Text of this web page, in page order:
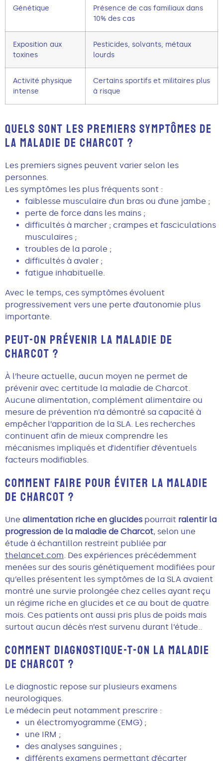
Génétique
Présence de cas familiaux dans
10% des cas
Exposition aux
toxines
Pesticides, solvants, métaux
lourds
Activité physique
intense
Certains sportifs et militaires plus
à risque
QUELS SONT LES PREMIERS SYMPTÔMES DE
LA MALADIE DE CHARCOT ?
Les premiers signes peuvent varier selon les
personnes.
Les symptômes les plus fréquents sont :
faiblesse musculaire d’un bras ou d’une jambe ;
perte de force dans les mains ;
difficultés à marcher ; crampes et fasciculations
musculaires ;
troubles de la parole ;
difficultés à avaler ;
fatigue inhabituelle.
Avec le temps, ces symptômes évoluent
progressivement vers une perte d’autonomie plus
importante.
PEUT-ON PRÉVENIR LA MALADIE DE
CHARCOT ?
À l’heure actuelle, aucun moyen ne permet de
prévenir avec certitude la maladie de Charcot.
Aucune alimentation, complément alimentaire ou
mesure de prévention n’a démontré sa capacité à
empêcher l’apparition de la SLA. Les recherches
continuent afin de mieux comprendre les
mécanismes impliqués et d’identifier d’éventuels
facteurs modifiables.
COMMENT FAIRE POUR ÉVITER LA MALADIE
DE CHARCOT ?
Une alimentation riche en glucides pourrait ralentir la
progression de la maladie de Charcot, selon une
étude à échantillon restreint publiée par
thelancet.com. Des expériences précédemment
menées sur des souris génétiquement modifiées pour
qu’elles présentent les symptômes de la SLA avaient
montré une survie prolongée chez celles ayant reçu
un régime riche en glucides et ce au bout de quatre
mois. Ces patients ont aussi pris plus de poids mais
surtout aucun décès n’est survenu durant l’étude..
COMMENT DIAGNOSTIQUE-T-ON LA MALADIE
DE CHARCOT ?
Le diagnostic repose sur plusieurs examens
neurologiques.
Le médecin peut notamment prescrire :
un électromyogramme (EMG) ;
une IRM ;
des analyses sanguines ;
différents examens permettant d’écarter